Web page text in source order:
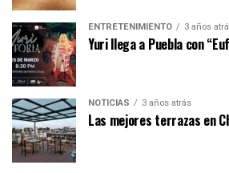
ENTRETENIMIENTO 3 años
Yuri llega a Puebla con
NOTICIAS 3 años atrás
Las mejores terrazas en